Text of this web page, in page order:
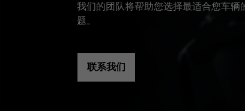
我们的团队将帮助您选择最适合您车辆
题。
联系我们